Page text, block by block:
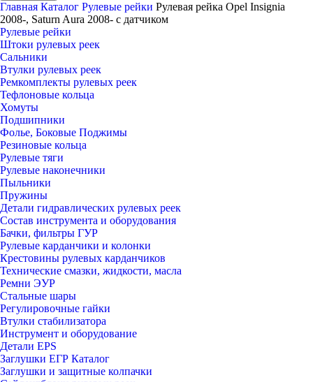
Главная Каталог Рулевые рейки Рулевая рейка Opel Insignia
2008-, Saturn Aura 2008- с датчиком
Рулевые рейки
Штоки рулевых реек
Сальники
Втулки рулевых реек
Ремкомплекты рулевых реек
Тефлоновые кольца
Хомуты
Подшипники
Фолье, Боковые Поджимы
Резиновые кольца
Рулевые тяги
Рулевые наконечники
Пыльники
Пружины
Детали гидравлических рулевых реек
Состав инструмента и оборудования
Бачки, фильтры ГУР
Рулевые карданчики и колонки
Крестовины рулевых карданчиков
Технические смазки, жидкости, масла
Ремни ЭУР
Стальные шары
Регулировочные гайки
Втулки стабилизатора
Инструмент и оборудование
Детали EPS
Заглушки ЕГР Каталог
Заглушки и защитные колпачки